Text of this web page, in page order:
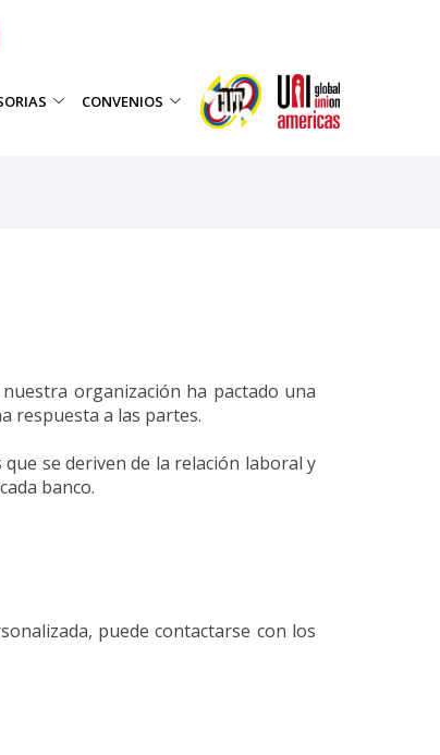
CONVENIOS
organización ha pactado una
respuesta a las partes.
se deriven de la relación laboral y
banco.
puede contactarse con los